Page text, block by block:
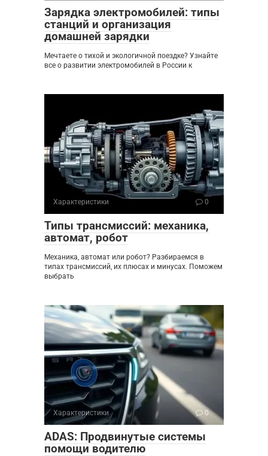
Зарядка электромобилей: типы
станций и организация
домашней зарядки
Мечтаете о тихой и экологичной поездке? Узнайте
все о развитии электромобилей в России к
Характеристики 0
Типы трансмиссий: механика,
автомат, робот
Механика, автомат или робот? Разбираемся в
типах трансмиссий, их плюсах и минусах. Поможем
выбрать
Характеристики 0
ADAS: Продвинутые системы
помощи водителю